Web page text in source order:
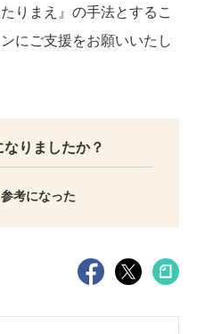
りまえ』の手法とするこ
にご支援をお願いいたし
りましたか？
参考になった